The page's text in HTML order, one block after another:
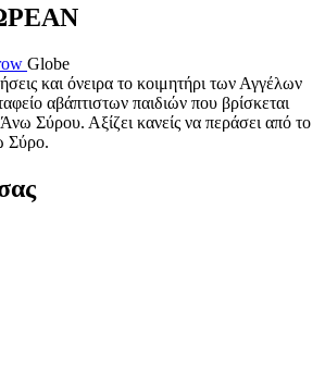
Globe
και όνειρα το κοιμητήρι των Αγγέλων
αβάπτιστων παιδιών που βρίσκεται
Σύρου. Αξίζει κανείς να περάσει από το
Σύρο.